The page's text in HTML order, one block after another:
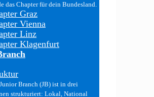
das Chapter für dein Bundesland.
Graz
Vienna
Linz
Klagenfurt
Branch (JB) ist in drei
strukturiert: Lokal, National